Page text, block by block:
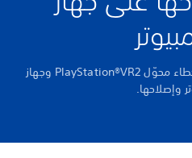
تعرّف على خطوات استكشاف أخطاء محوّل PlayStation®VR2 وجهاز
وإصلاحها.